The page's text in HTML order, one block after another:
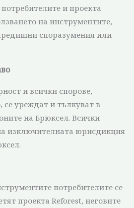
и проекта
на инструментите,
споразумения или
и всички спорове,
уреждат и тълкуват в
на Брюксел. Всички
изключителната юрисдикция
потребителите се
проекта Reforest, неговите